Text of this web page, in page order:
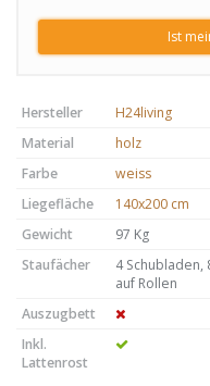
Ist
Hersteller
H24living
Material
holz
Farbe
weiss
Liegefläche
140x200 cm
Gewicht
97 Kg
Staufächer
4
auf Rollen
Auszugbett
Inkl.
Lattenrost